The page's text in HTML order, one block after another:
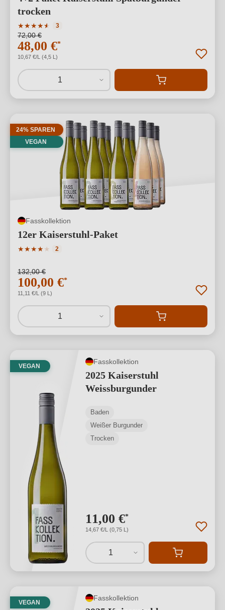
trocken
★★★★★
★
Durchschnittliche Bewertung von 4.33 von 5 Sternen
3
72,00 €
48,00 €*
10,67 €/L (4,5 L)
1
24% SPAREN
VEGAN
Fasskollektion
12er Kaiserstuhl-Paket
★★★★★
Durchschnittliche Bewertung von 4 von 5 Sternen
2
132,00 €
100,00 €*
11,11 €/L (9 L)
1
VEGAN
Fasskollektion
2025 Kaiserstuhl
Weissburgunder
Baden
Weißer Burgunder
Trocken
11,00 €*
14,67 €/L (0,75 L)
1
VEGAN
Fasskollektion